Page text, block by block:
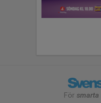
För smarta